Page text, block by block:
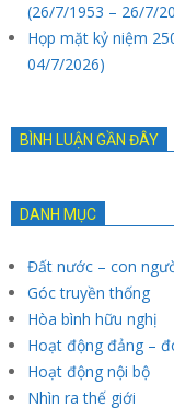
(26/7/1953 – 26/7/
Họp mặt kỷ niệm
04/7/2026)
BÌNH LUẬN GẦN ĐÂY
DANH MỤC
Đất nước – con
Góc truyền thống
Hòa bình hữu nghị
Hoạt động đảng –
Hoạt động nội bộ
Nhìn ra thế giới